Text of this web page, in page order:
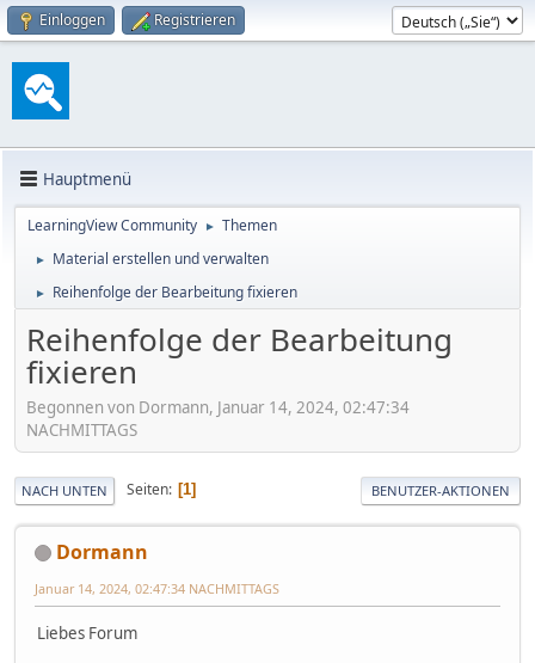
Einloggen Registrieren
Hauptmenü
LearningView Community ► Themen
► Material erstellen und verwalten
► Reihenfolge der Bearbeitung fixieren
Reihenfolge der Bearbeitung
fixieren
Begonnen von Dormann, Januar 14, 2024, 02:47:34
NACHMITTAGS
NACH UNTEN Seiten 1 BENUTZER-AKTIONEN
Dormann
Januar 14, 2024, 02:47:34 NACHMITTAGS
Liebes Forum